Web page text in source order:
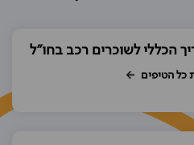
הכללי לשוכרים רכב בחו"ל
כל הטיפים